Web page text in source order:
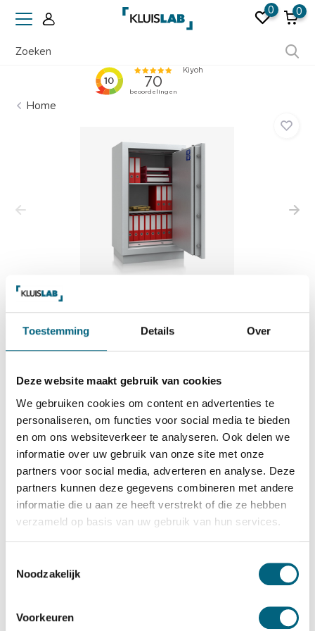
Toestemming Details Over
Deze website maakt gebruik van cookies
We gebruiken cookies om content en advertenties te
personaliseren, om functies voor social media te bieden
en om ons websiteverkeer te analyseren. Ook delen we
informatie over uw gebruik van onze site met onze
partners voor social media, adverteren en analyse. Deze
partners kunnen deze gegevens combineren met andere
informatie die u aan ze heeft verstrekt of die ze hebben
verzameld op basis van uw gebruik van hun services.
Noodzakelijk
Voorkeuren
0 0
Home
De Raat Brandkasten
De Raat DRS Praag 3
6.154,-
Op voorraad
Bekijk de reviews
Kwalitatieve officieel ECB-S gecertificeerde brand en
inbraakwerende kluis in de klasse 2 / grade II / CEN 2
conform EN 1143-1 en brandwerend gecertificeerd in de
klasse S 120 P conform EN 1047-1 (120 minuten
Betrouwbaar & veilig betalen